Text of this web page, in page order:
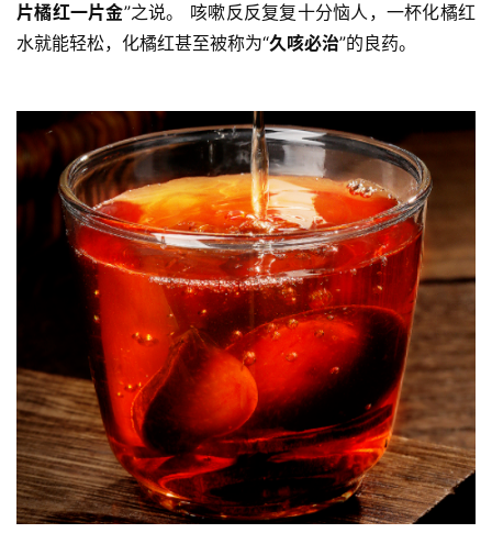
片橘红一片金”之说。 咳嗽反反复复十分恼人，一杯化橘红
水就能轻松，化橘红甚至被称为“久咳必治”的良药。